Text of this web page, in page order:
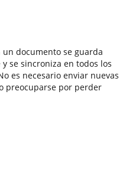
documento se guarda
se sincroniza en todos los
es necesario enviar nuevas
preocuparse por perder